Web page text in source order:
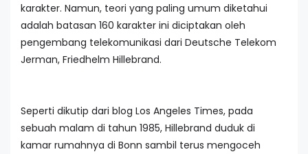
karakter. Namun, teori yang paling umum diketahui
adalah batasan 160 karakter ini diciptakan oleh
pengembang telekomunikasi dari Deutsche Telekom
Jerman, Friedhelm Hillebrand.
Seperti dikutip dari blog Los Angeles Times, pada
sebuah malam di tahun 1985, Hillebrand duduk di
kamar rumahnya di Bonn sambil terus mengoceh